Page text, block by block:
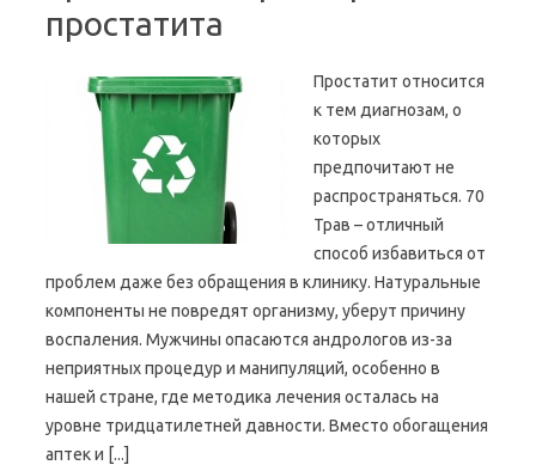
простатита
Простатит относится
к тем диагнозам, о
которых
предпочитают не
распространяться. 70
Трав – отличный
способ избавиться от
проблем даже без обращения в клинику. Натуральные
компоненты не повредят организму, уберут причину
воспаления. Мужчины опасаются андрологов из-за
неприятных процедур и манипуляций, особенно в
нашей стране, где методика лечения осталась на
уровне тридцатилетней давности. Вместо обогащения
аптек и [...]